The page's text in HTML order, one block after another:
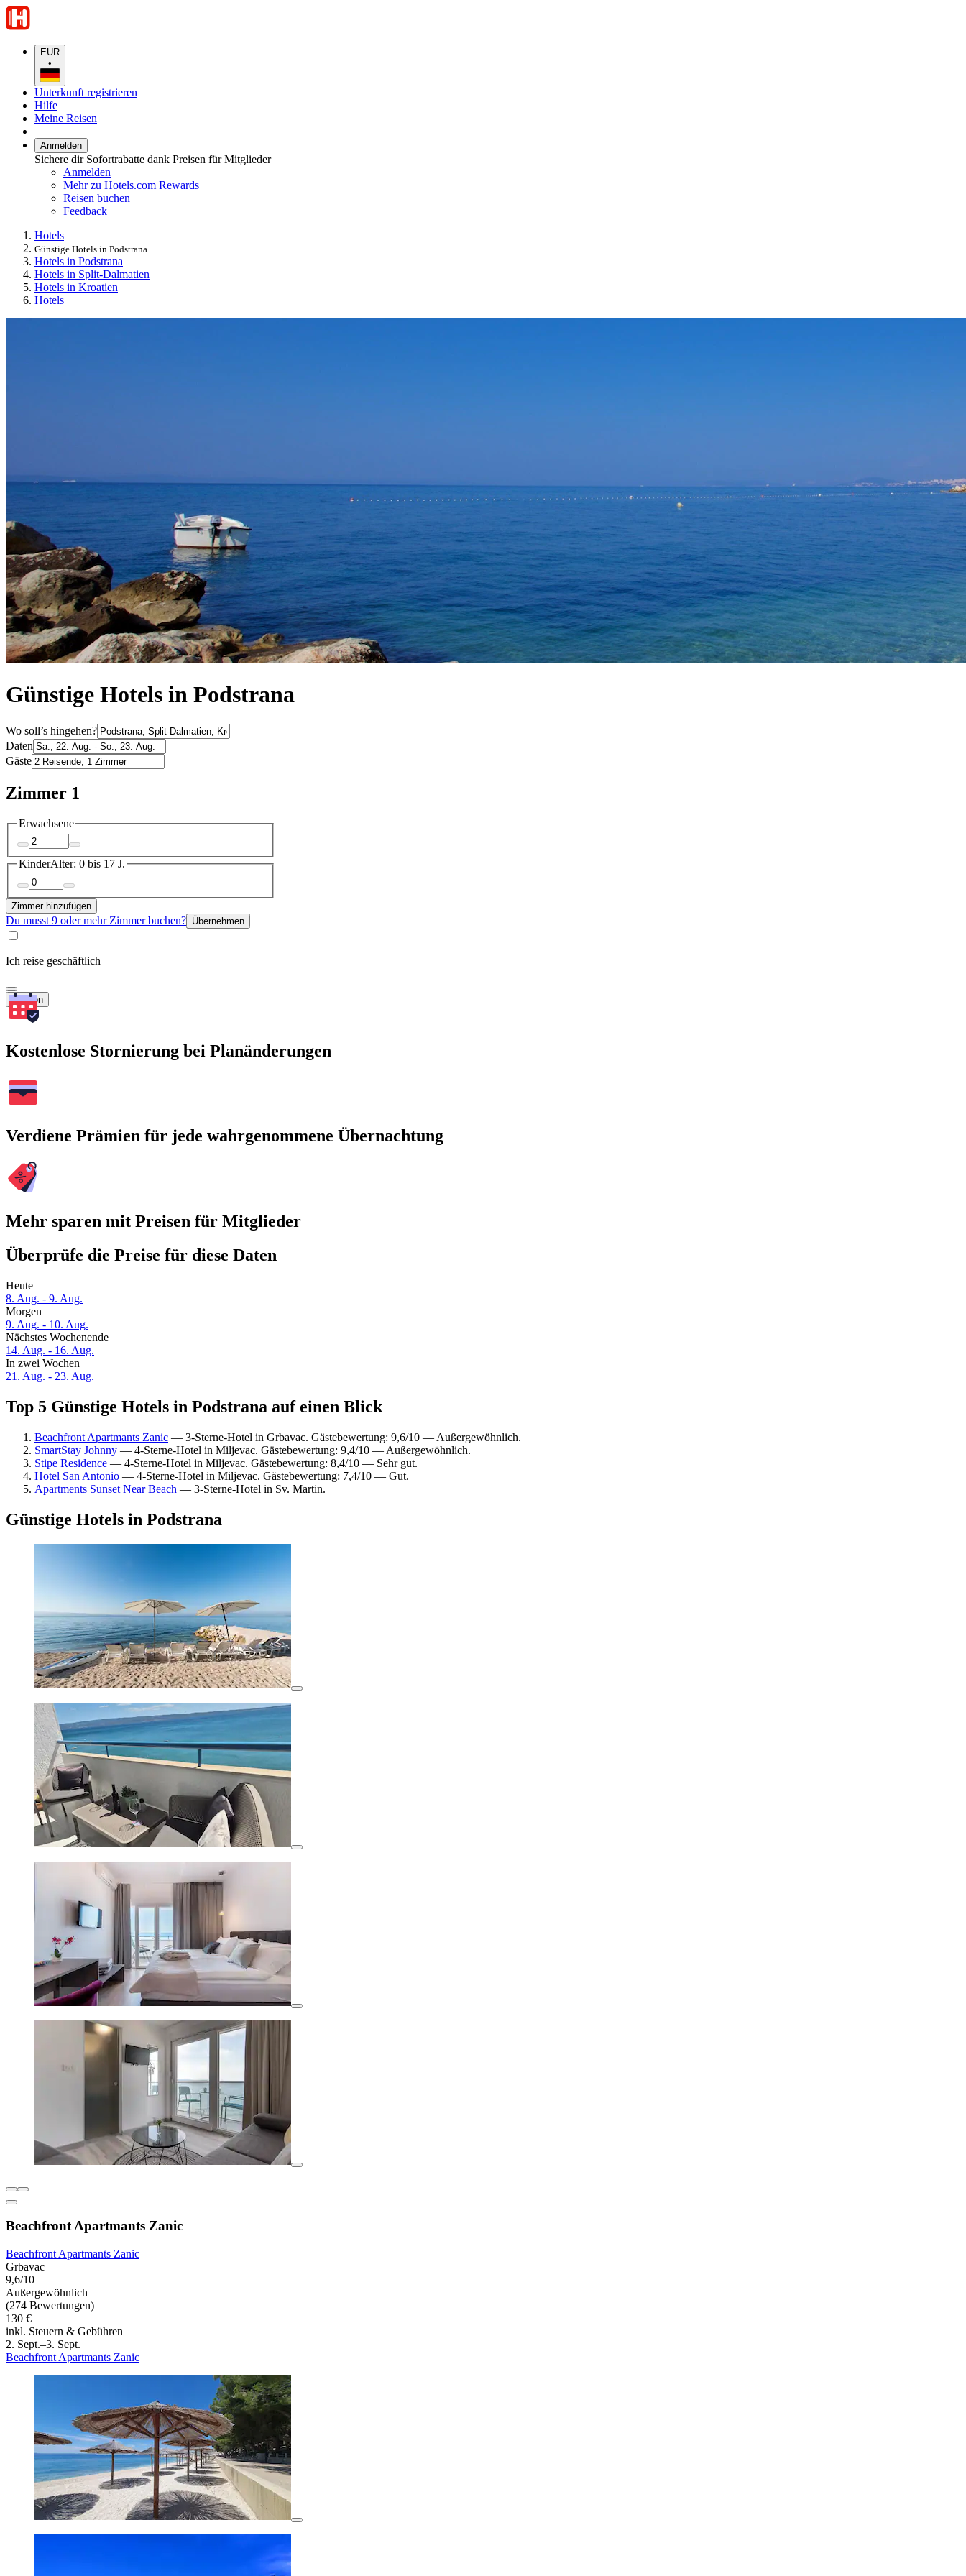
EUR
•
Unterkunft registrieren
Hilfe
Meine Reisen
Anmelden
Sichere dir Sofortrabatte dank Preisen für Mitglieder
Anmelden
Mehr zu Hotels.com Rewards
Reisen buchen
Feedback
Hotels
Günstige Hotels in Podstrana
Hotels in Podstrana
Hotels in Split-Dalmatien
Hotels in Kroatien
Hotels
Günstige Hotels in Podstrana
Wo soll’s hingehen?
Daten
Gäste
Zimmer 1
Erwachsene
KinderAlter: 0 bis 17 J.
Zimmer hinzufügen
Du musst 9 oder mehr Zimmer buchen? Übernehmen
Ich reise geschäftlich
Suchen
Kostenlose Stornierung bei Planänderungen
Verdiene Prämien für jede wahrgenommene Übernachtung
Mehr sparen mit Preisen für Mitglieder
Überprüfe die Preise für diese Daten
Heute
8. Aug. - 9. Aug.
Morgen
9. Aug. - 10. Aug.
Nächstes Wochenende
14. Aug. - 16. Aug.
In zwei Wochen
21. Aug. - 23. Aug.
Top 5 Günstige Hotels in Podstrana auf einen Blick
Beachfront Apartmants Zanic — 3-Sterne-Hotel in Grbavac. Gästebewertung: 9,6/10 — Außergewöhnlich.
SmartStay Johnny — 4-Sterne-Hotel in Miljevac. Gästebewertung: 9,4/10 — Außergewöhnlich.
Stipe Residence — 4-Sterne-Hotel in Miljevac. Gästebewertung: 8,4/10 — Sehr gut.
Hotel San Antonio — 4-Sterne-Hotel in Miljevac. Gästebewertung: 7,4/10 — Gut.
Apartments Sunset Near Beach — 3-Sterne-Hotel in Sv. Martin.
Günstige Hotels in Podstrana
Beachfront Apartmants Zanic
Beachfront Apartmants Zanic
Grbavac
9,6/10
Außergewöhnlich
(274 Bewertungen)
130 €
inkl. Steuern & Gebühren
2. Sept.–3. Sept.
Beachfront Apartmants Zanic